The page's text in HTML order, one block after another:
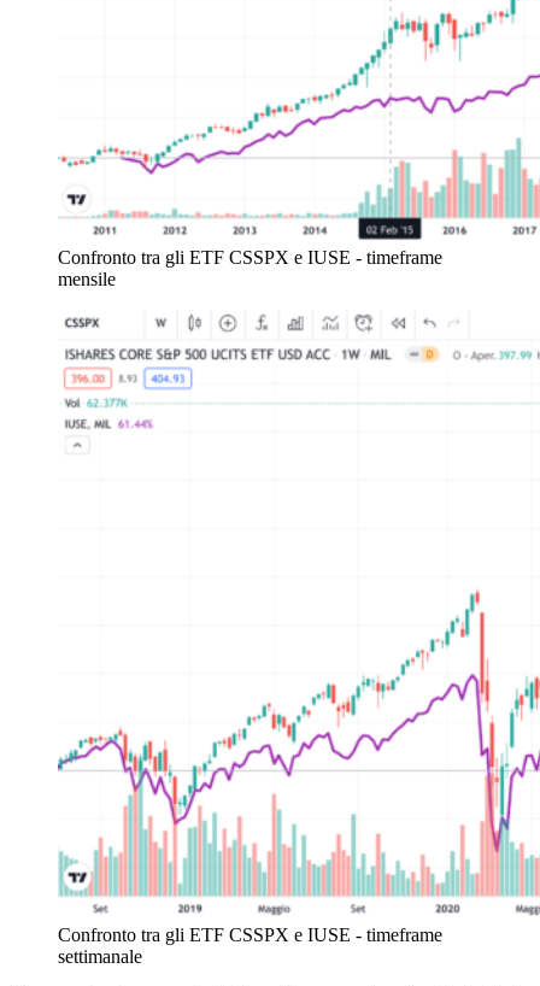
Confronto tra gli ETF CSSPX e IUSE - timeframe
mensile
Confronto tra gli ETF CSSPX e IUSE - timeframe
settimanale